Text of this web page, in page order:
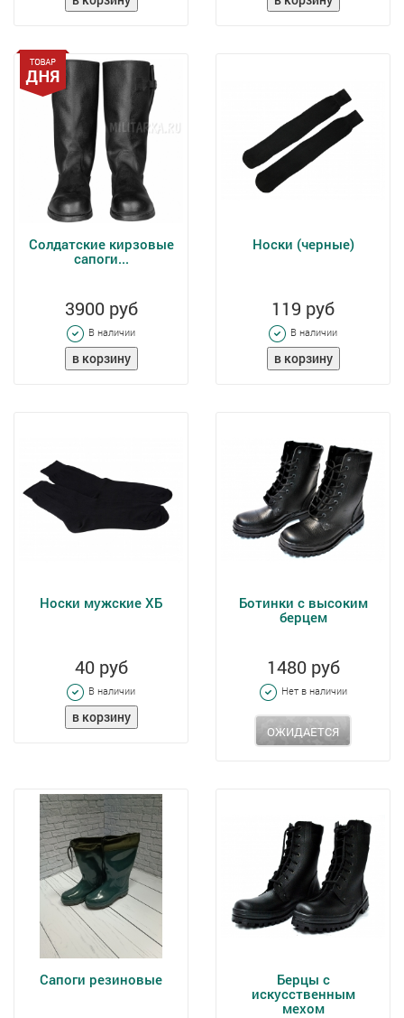
Солдатские кирзовые
сапоги...
3900 руб
В наличии
Носки (черные)
119 руб
В наличии
Носки мужские ХБ
40 руб
В наличии
Ботинки с высоким
берцем
1480 руб
Нет в наличии
ОЖИДАЕТСЯ
Сапоги резиновые
Берцы с
искусственным
мехом